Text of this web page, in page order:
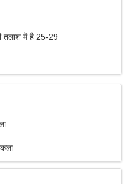
तलाश में है 25-29